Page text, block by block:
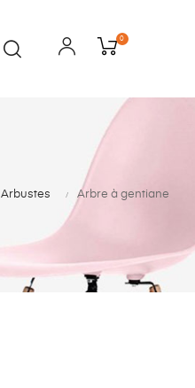
0
Arbustes Arbre à gentiane